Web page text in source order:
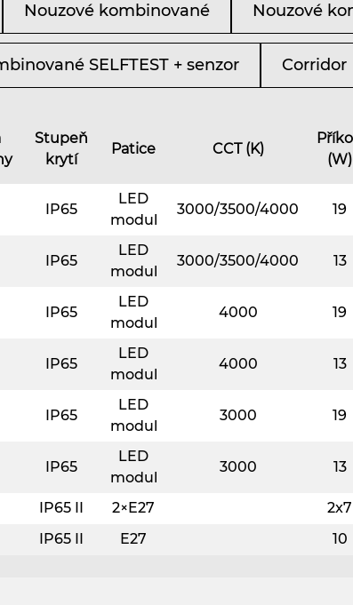
Nouzové kombinované Nouzové
SELFTEST + senzor Corridor
Stupeň
krytí
Patice CCT (K)
(W)
IP65
LED
modul
3000/3500/4000 19
IP65
LED
modul
3000/3500/4000 13
IP65
LED
modul
4000 19
IP65
LED
modul
4000 13
IP65
LED
modul
3000 19
IP65
LED
modul
3000 13
IP65 II 2×E27
2x7
IP65 II E27 10